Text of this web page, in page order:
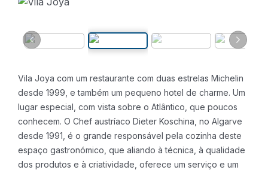
Vila Joya com um restaurante com duas estrelas Michelin
desde 1999, e também um pequeno hotel de charme. Um
lugar especial, com vista sobre o Atlântico, que poucos
conhecem. O Chef austríaco Dieter Koschina, no Algarve
desde 1991, é o grande responsável pela cozinha deste
espaço gastronómico, que aliando à técnica, à qualidade
dos produtos e à criatividade, oferece um serviço e um